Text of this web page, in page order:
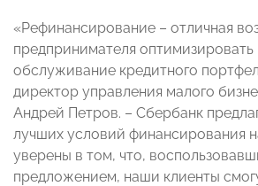
«Рефинансирование – отличная
предпринимателя оптимизировать
обслуживание кредитного
директор управления малого
Андрей Петров. – Сбербанк
лучших условий финансирования
уверены в том, что,
предложением, наши клиенты